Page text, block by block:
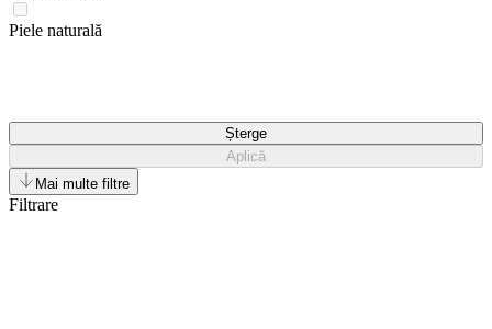
Piele naturală
Șterge
Aplică
Mai multe filtre
Filtrare